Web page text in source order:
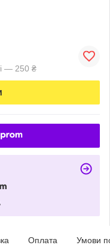
— 250 ₴
Оплата Умови